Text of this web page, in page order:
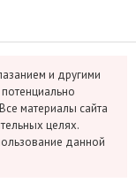
и другими
материалы сайта
целях.
данной